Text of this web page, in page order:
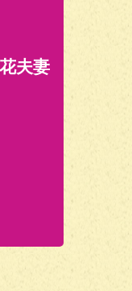
夫妻